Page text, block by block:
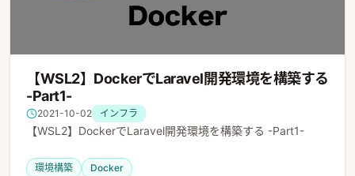
【WSL2】DockerでLaravel開発環境を構築する
-Part1-
2021-10-02 インフラ
【WSL2】DockerでLaravel開発環境を構築する -Part1-
環境構築 Docker